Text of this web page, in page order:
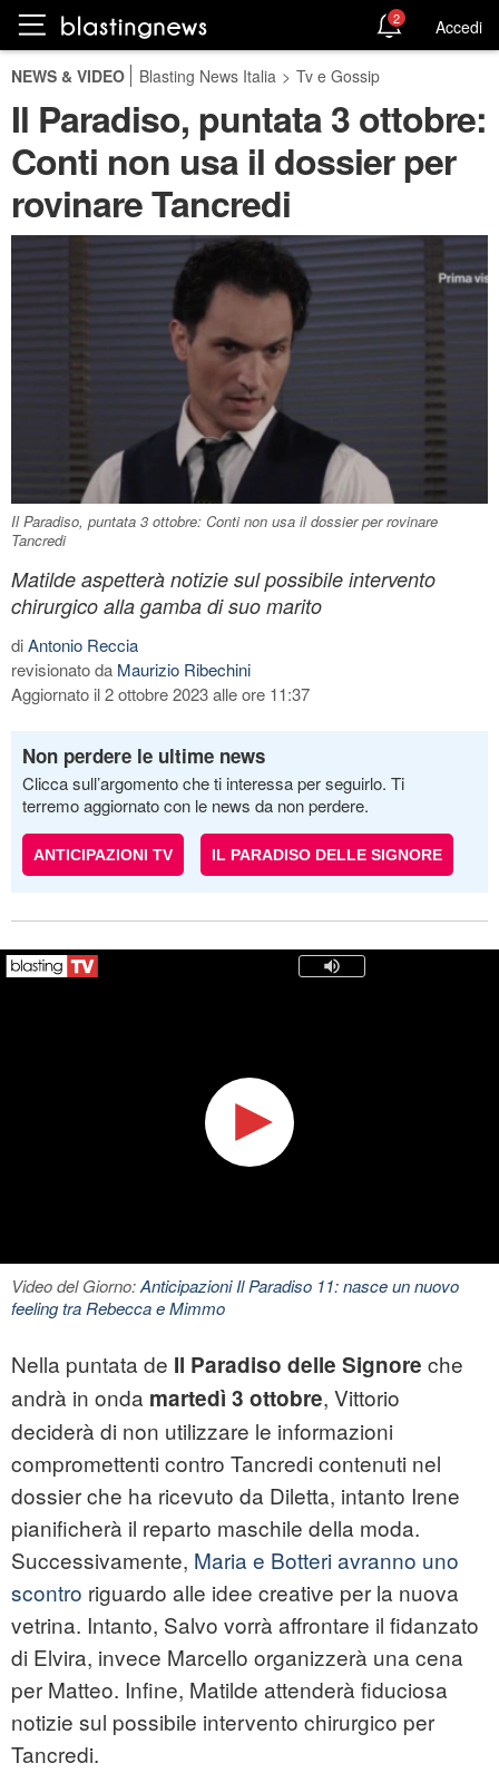
2 Accedi
NEWS & VIDEO Blasting News Italia > Tv e Gossip
Il Paradiso, puntata 3 ottobre:
Conti non usa il dossier per
rovinare Tancredi
Il Paradiso, puntata 3 ottobre: Conti non usa il dossier per rovinare
Tancredi
Matilde aspetterà notizie sul possibile intervento
chirurgico alla gamba di suo marito
diAntonio Reccia
revisionato da Maurizio Ribechini
Aggiornato il 2 ottobre 2023 alle ore 11:37
Non perdere le ultime news
Clicca sull’argomento che ti interessa per seguirlo. Ti
terremo aggiornato con le news da non perdere.
ANTICIPAZIONI TV IL PARADISO DELLE SIGNORE
Video del Giorno:Anticipazioni Il Paradiso 11: nasce un nuovo
feeling tra Rebecca e Mimmo
Nella puntata de Il Paradiso delle Signore che
andrà in onda martedì 3 ottobre, Vittorio
deciderà di non utilizzare le informazioni
compromettenti contro Tancredi contenuti nel
dossier che ha ricevuto da Diletta, intanto Irene
pianificherà il reparto maschile della moda.
Successivamente, Maria e Botteri avranno uno
scontro riguardo alle idee creative per la nuova
vetrina. Intanto, Salvo vorrà affrontare il fidanzato
di Elvira, invece Marcello organizzerà una cena
per Matteo. Infine, Matilde attenderà fiduciosa
notizie sul possibile intervento chirurgico per
Tancredi.